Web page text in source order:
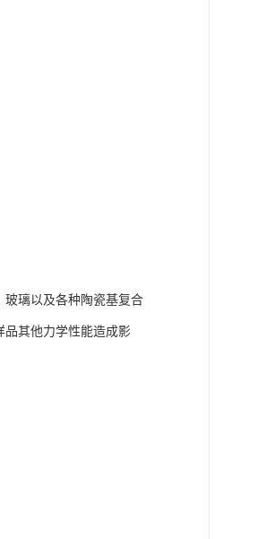
玻璃以及各种陶瓷基复合
品其他力学性能造成影